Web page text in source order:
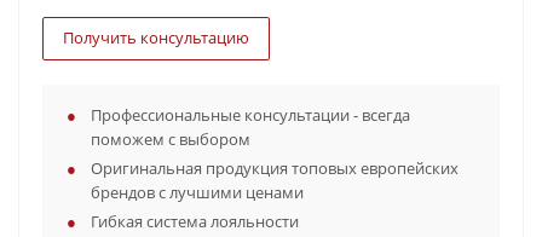
Получить консультацию
Профессиональные консультации - всегда
поможем с выбором
Оригинальная продукция топовых европейских
брендов с лучшими ценами
Гибкая система лояльности